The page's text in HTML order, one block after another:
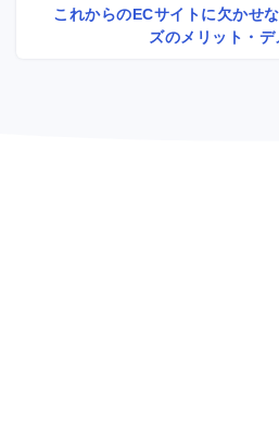
これからのECサイトに欠かせ
ズのメリット・デ